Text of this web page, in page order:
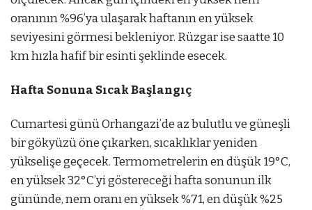
oranının %96’ya ulaşarak haftanın en yüksek
seviyesini görmesi bekleniyor. Rüzgar ise saatte 10
km hızla hafif bir esinti şeklinde esecek.
Hafta Sonuna Sıcak Başlangıç
Cumartesi günü Orhangazi’de az bulutlu ve güneşli
bir gökyüzü öne çıkarken, sıcaklıklar yeniden
yükselişe geçecek. Termometrelerin en düşük 19°C,
en yüksek 32°C’yi göstereceği hafta sonunun ilk
gününde, nem oranı en yüksek %71, en düşük %25